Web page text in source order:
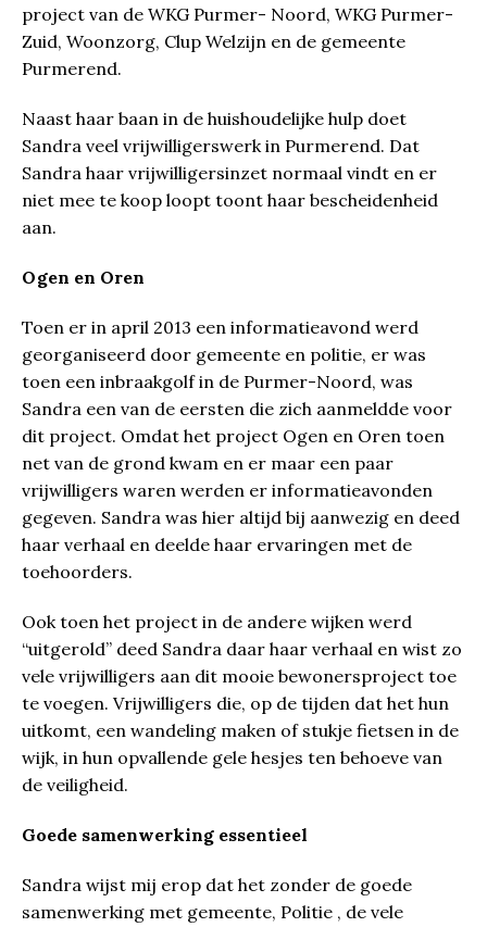
project van de WKG Purmer- Noord, WKG Purmer-
Zuid, Woonzorg, Clup Welzijn en de gemeente
Purmerend.
Naast haar baan in de huishoudelijke hulp doet
Sandra veel vrijwilligerswerk in Purmerend. Dat
Sandra haar vrijwilligersinzet normaal vindt en er
niet mee te koop loopt toont haar bescheidenheid
aan.
Ogen en Oren
Toen er in april 2013 een informatieavond werd
georganiseerd door gemeente en politie, er was
toen een inbraakgolf in de Purmer-Noord, was
Sandra een van de eersten die zich aanmeldde voor
dit project. Omdat het project Ogen en Oren toen
net van de grond kwam en er maar een paar
vrijwilligers waren werden er informatieavonden
gegeven. Sandra was hier altijd bij aanwezig en deed
haar verhaal en deelde haar ervaringen met de
toehoorders.
Ook toen het project in de andere wijken werd
“uitgerold” deed Sandra daar haar verhaal en wist zo
vele vrijwilligers aan dit mooie bewonersproject toe
te voegen. Vrijwilligers die, op de tijden dat het hun
uitkomt, een wandeling maken of stukje fietsen in de
wijk, in hun opvallende gele hesjes ten behoeve van
de veiligheid.
Goede samenwerking essentieel
Sandra wijst mij erop dat het zonder de goede
samenwerking met gemeente, Politie , de vele